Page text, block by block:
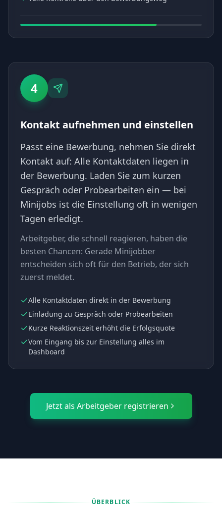
4
Kontakt aufnehmen und einstellen
Passt eine Bewerbung, nehmen Sie direkt
Kontakt auf: Alle Kontaktdaten liegen in
der Bewerbung. Laden Sie zum kurzen
Gespräch oder Probearbeiten ein — bei
Minijobs ist die Einstellung oft in wenigen
Tagen erledigt.
Arbeitgeber, die schnell reagieren, haben die
besten Chancen: Gerade Minijobber
entscheiden sich oft für den Betrieb, der sich
zuerst meldet.
Alle Kontaktdaten direkt in der Bewerbung
Einladung zu Gespräch oder Probearbeiten
Kurze Reaktionszeit erhöht die Erfolgsquote
Vom Eingang bis zur Einstellung alles im
Dashboard
Jetzt als Arbeitgeber registrieren
ÜBERBLICK